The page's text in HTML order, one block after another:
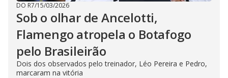
DO R7/15/03/2026
Sob o olhar de Ancelotti,
Flamengo atropela o Botafogo
pelo Brasileirão
Dois dos observados pelo treinador, Léo Pereira e Pedro,
marcaram na vitória